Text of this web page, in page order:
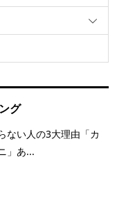
グ
ない人の3大理由「カ
」あ...